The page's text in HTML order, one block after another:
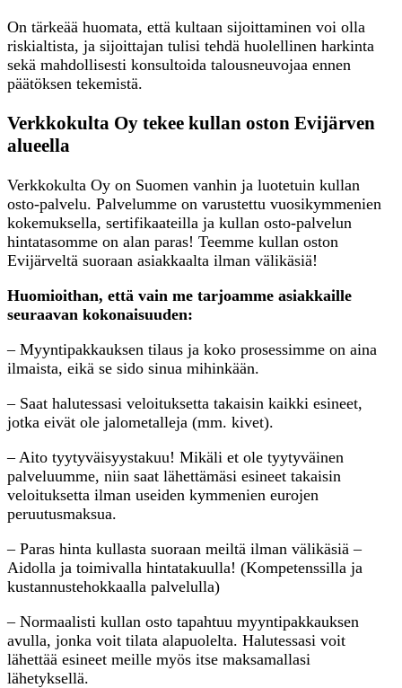
On tärkeää huomata, että kultaan sijoittaminen voi olla
riskialtista, ja sijoittajan tulisi tehdä huolellinen harkinta
sekä mahdollisesti konsultoida talousneuvojaa ennen
päätöksen tekemistä.
Verkkokulta Oy tekee kullan oston Evijärven
alueella
Verkkokulta Oy on Suomen vanhin ja luotetuin kullan
osto-palvelu. Palvelumme on varustettu vuosikymmenien
kokemuksella, sertifikaateilla ja kullan osto-palvelun
hintatasomme on alan paras! Teemme kullan oston
Evijärveltä suoraan asiakkaalta ilman välikäsiä!
Huomioithan, että vain me tarjoamme asiakkaille
seuraavan kokonaisuuden:
– Myyntipakkauksen tilaus ja koko prosessimme on aina
ilmaista, eikä se sido sinua mihinkään.
– Saat halutessasi veloituksetta takaisin kaikki esineet,
jotka eivät ole jalometalleja (mm. kivet).
– Aito tyytyväisyystakuu! Mikäli et ole tyytyväinen
palveluumme, niin saat lähettämäsi esineet takaisin
veloituksetta ilman useiden kymmenien eurojen
peruutusmaksua.
– Paras hinta kullasta suoraan meiltä ilman välikäsiä –
Aidolla ja toimivalla hintatakuulla! (Kompetenssilla ja
kustannustehokkaalla palvelulla)
– Normaalisti kullan osto tapahtuu myyntipakkauksen
avulla, jonka voit tilata alapuolelta. Halutessasi voit
lähettää esineet meille myös itse maksamallasi
lähetyksellä.